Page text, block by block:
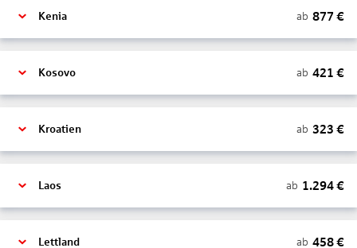
Kenia ab 877 €
Kosovo ab 421 €
Kroatien ab 323 €
Laos ab 1.294€
Lettland ab 458€